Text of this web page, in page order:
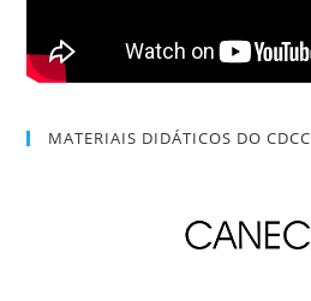
MATERIAIS DIDÁTICOS DO CDCC